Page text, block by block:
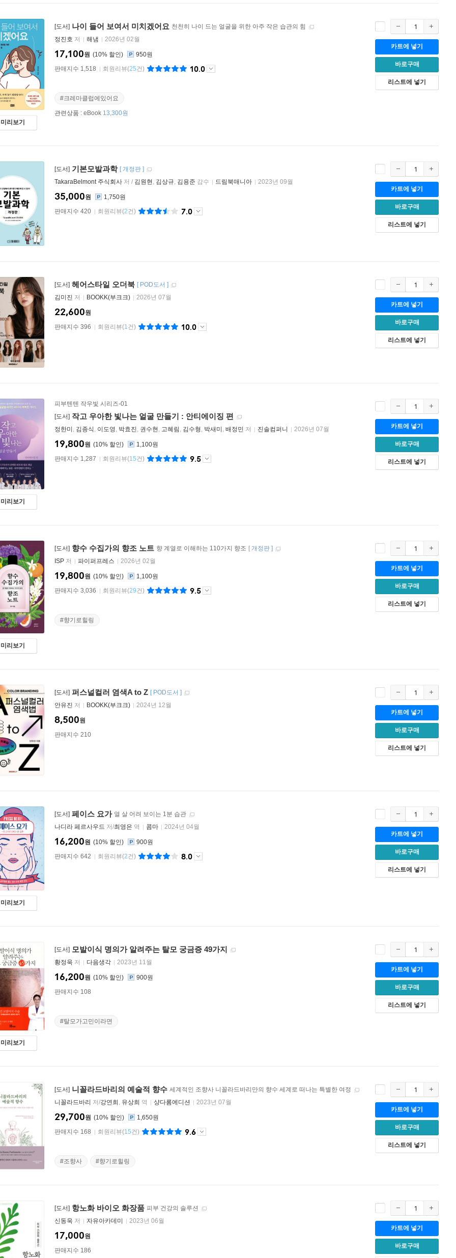
미리보기
[도서] 나이 들어 보여서 미치겠어요 천천히 나이 드는 얼굴을 위한 아주 작은 습관의 힘
정진호 저 해냄 2026년 02월
10%
17,100원
950원
판매지수 1,518
회원리뷰(25건) 10.0
#크레마클럽에있어요
관련상품 : eBook 13,300원
카트에 넣기
바로구매
리스트에 넣기
[도서] 기본모발과학 [개정판 ]
TakaraBelmont 주식회사 저 / 김원현 , 김상규, 김용준 감수 드림북매니아 2023년 09월
35,000원
1,750원
판매지수 420
회원리뷰(2건) 7.0
카트에 넣기
바로구매
리스트에 넣기
[도서] 헤어스타일 오더북 [ POD도서 ]
김미진 저 BOOKK(부크크) 2026년 07월
22,600원
판매지수 396
회원리뷰(1건) 10.0
카트에 넣기
바로구매
리스트에 넣기
미리보기
피부텐텐 작우빛 시리즈-01
[도서] 작고 우아한 빛나는 얼굴 만들기 : 안티에이징 편
정한미 , 김종식 , 이도영, 박효진 , 권수현 , 고혜림 , 김수형, 박새미 , 배정민 저 진솔컴퍼니 2026년 07월
10%
19,800원
1,100원
판매지수 1,287
회원리뷰(15건) 9.5
카트에 넣기
바로구매
리스트에 넣기
미리보기
[도서] 향수 수집가의 향조 노트 향 계열로 이해하는 110가지 향조 [개정판 ]
ISP 저 파이퍼프레스 2026년 02월
10%
19,800원
1,100원
판매지수 3,036
회원리뷰(29건) 9.5
#향기로힐링
카트에 넣기
바로구매
리스트에 넣기
[도서] 퍼스널컬러 염색A to Z [ POD도서 ]
안유진 저 BOOKK(부크크) 2024년 12월
8,500원
판매지수 210
카트에 넣기
바로구매
리스트에 넣기
미리보기
[도서] 페이스 요가 열 살 어려 보이는 1분 습관
나디라 페르사우드 저/최영은 역 콤마 2024년 04월
10%
16,200원
900원
판매지수 642
회원리뷰(2건) 8.0
카트에 넣기
바로구매
리스트에 넣기
미리보기
[도서] 모발이식 명의가 알려주는 탈모 궁금증 49가지
황정욱 저 다음생각 2023년 11월
10%
16,200원
900원
판매지수 108
#탈모가고민이라면
카트에 넣기
바로구매
리스트에 넣기
[도서] 니꼴라드바리의 예술적 향수 세계적인 조향사 니꼴라드바리만의 향수 세계로 떠나는 특별한 여정
니꼴라드바리 저/강연희 , 유상희 역 샹다롬에디션 2023년 07월
10%
29,700원
1,650원
판매지수 168
회원리뷰(15건) 9.6
#조향사 #향기로힐링
카트에 넣기
바로구매
리스트에 넣기
[도서] 항노화 바이오 화장품 피부 건강의 솔루션
신동욱 저 자유아카데미 2023년 06월
17,000원
판매지수 186
카트에 넣기
바로구매